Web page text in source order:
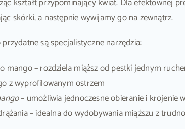
skórki, a następnie wywijamy go na zewnątrz.
są specjalistyczne narzędzia:
mango – rozdziela miąższ od pestki jednym
z wyprofilowanym ostrzem
– umożliwia jednoczesne obieranie i krojenie
– idealna do wydobywania miąższu z